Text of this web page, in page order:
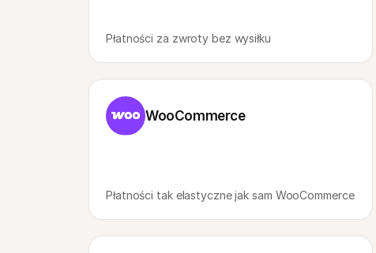
Płatności za zwroty bez wysiłku
WooCommerce
Płatności tak elastyczne jak sam WooCommerce